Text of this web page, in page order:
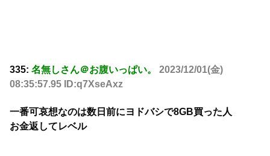
335: 名無しさん＠お腹いっぱい。
2023/12/01(金)
08:35:57.95 ID:q7XseAxz
一番可哀想なのは数日前にヨドバシで8GB買った人
お金返してレベル